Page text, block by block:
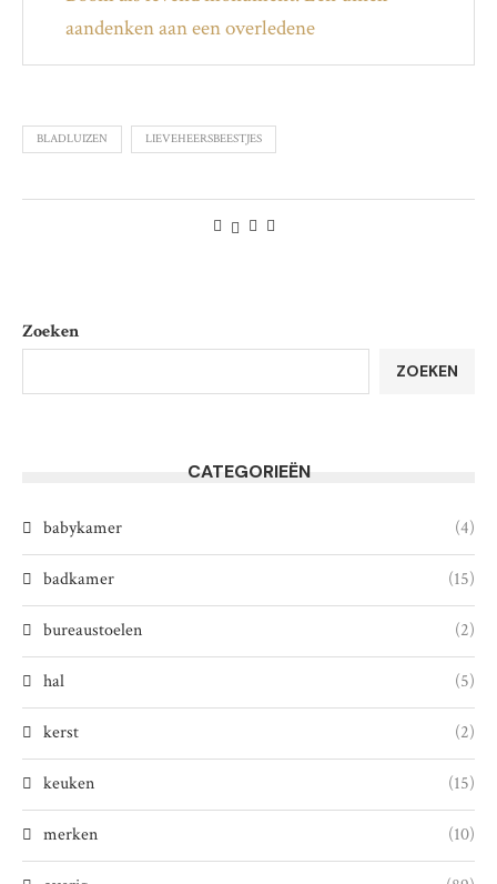
aandenken aan een overledene
BLADLUIZEN LIEVEHEERSBEESTJES
Zoeken
ZOEKEN
CATEGORIEËN
babykamer (4)
badkamer (15)
bureaustoelen (2)
hal (5)
kerst (2)
keuken (15)
merken (10)